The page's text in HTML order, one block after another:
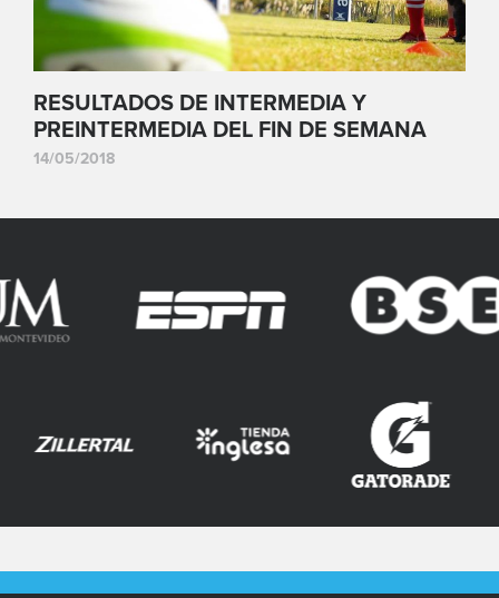
RESULTADOS DE INTERMEDIA Y
PREINTERMEDIA DEL FIN DE SEMANA
14/05/2018